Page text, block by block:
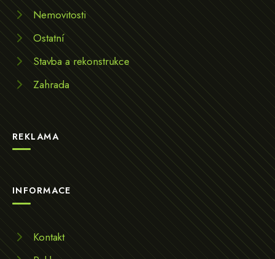
Nemovitosti
Ostatní
Stavba a rekonstrukce
Zahrada
REKLAMA
INFORMACE
Kontakt